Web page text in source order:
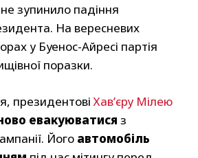
зупинило падіння
На вересневих
у Буенос-Айресі партія
поразки.
президентовіХав’єру Мілею
евакуюватися з
Його автомобіль